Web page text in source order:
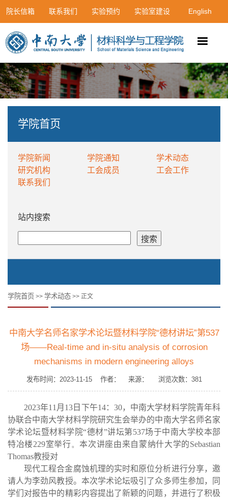
院长信箱 联系我们 实验预约 实验室建设 English
学院首页
学院新闻 学院通知
学术动态
研究机构
工会成员
工会工作
联系我们
站内搜索
学院首页 >> 学术动态 >> 正文
中南大学名师名家学术论坛暨材料学院“德材讲坛”第537
场——Real-time and in-situ analysis of corrosion
mechanisms in modern engineering alloys
发布时间：2023-11-15 作者： 来源： 浏览次数： 381
2023年11 月 13 日下午14： 30， 中南大学材料学院青年科
协联合中南大学材料学院研究生会举办的中南大学名师名家
学术论坛暨材料学院“德材”讲坛第537场于中南大学校本部
特冶楼229室举行。本次讲座由来自蒙纳什大学的Sebastian
Thomas教授对
现代工程合金腐蚀机理的实时和原位分析进行分享，邀
请人为李劲风教授。本次学术论坛吸引了众多师生参加，同
学们对报告中的精彩内容提出了新颖的问题，并进行了积极